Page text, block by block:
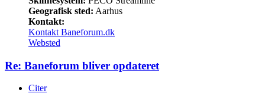
Geografisk sted: Aarhus
Kontakt:
Kontakt Baneforum.dk
Websted
Re: Baneforum bliver opdateret
Citer